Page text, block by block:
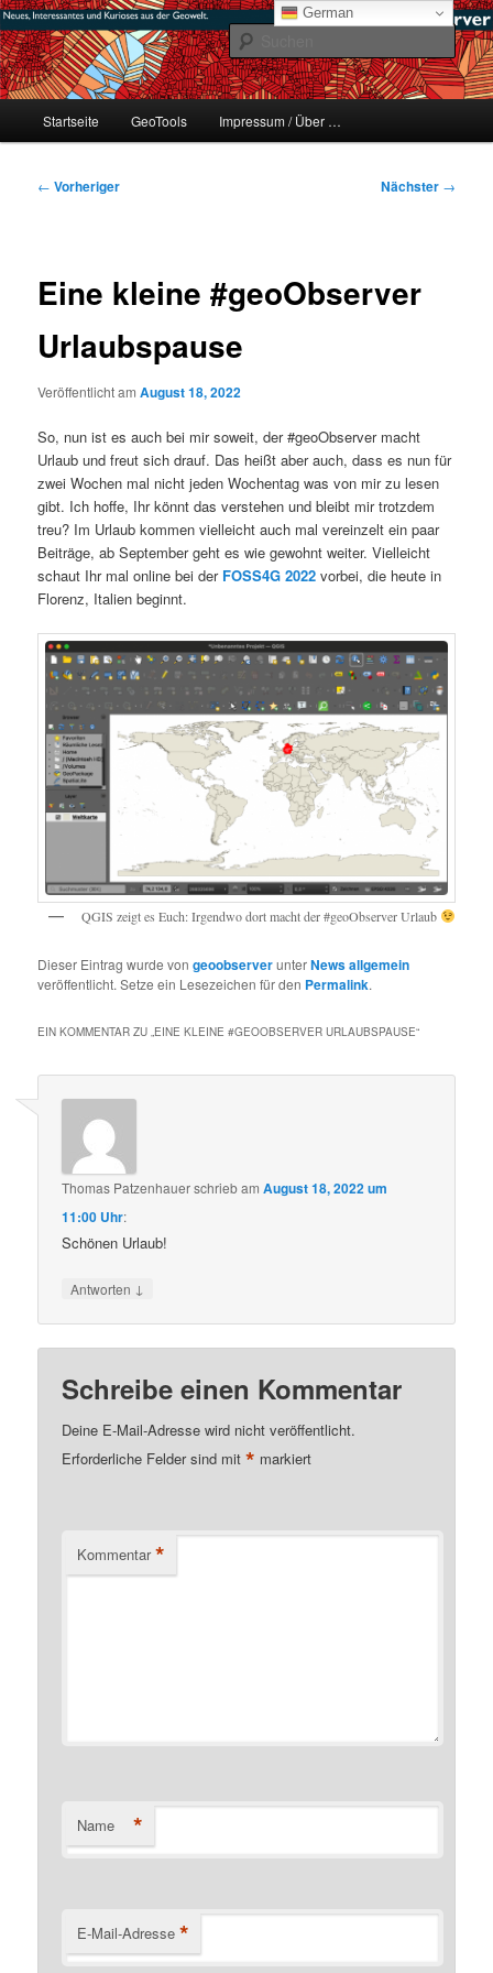
Zum
primären
Inhalt
springen#geoObserver
mikeE's GeoBlog
Startseite GeoTools Impressum / Über …
Beitragsnavigation
← Vorheriger Nächster →
Eine kleine #geoObserver
Urlaubspause
Veröffentlicht amAugust 18, 2022
So, nun ist es auch bei mir soweit, der #geoObserver macht
Urlaub und freut sich drauf. Das heißt aber auch, dass es nun für
zwei Wochen mal nicht jeden Wochentag was von mir zu lesen
gibt. Ich hoffe, Ihr könnt das verstehen und bleibt mir trotzdem
treu? Im Urlaub kommen vielleicht auch mal vereinzelt ein paar
Beiträge, ab September geht es wie gewohnt weiter. Vielleicht
schaut Ihr mal online bei der FOSS4G 2022 vorbei, die heute in
Florenz, Italien beginnt.
QGIS zeigt es Euch: Irgendwo dort macht der #geoObserver Urlaub
Dieser Eintrag wurde vongeoobserverunterNews allgemein
veröffentlicht. Setze ein Lesezeichen für den Permalink.
EIN KOMMENTAR ZU „ EINE KLEINE #GEOOBSERVER URLAUBSPAUSE“
Thomas PatzenhauerschriebamAugust 18, 2022 um
11:00 Uhr:
Schönen Urlaub!
Antworten ↓
Schreibe einen Kommentar
Deine E-Mail-Adresse wird nicht veröffentlicht.
Erforderliche Felder sind mit* markiert
Kommentar *
Name *
E-Mail-Adresse *
German